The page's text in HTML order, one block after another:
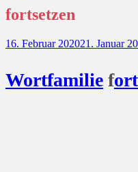
fortsetzen
16. Februar 202021. Januar
Wortfamilie fort